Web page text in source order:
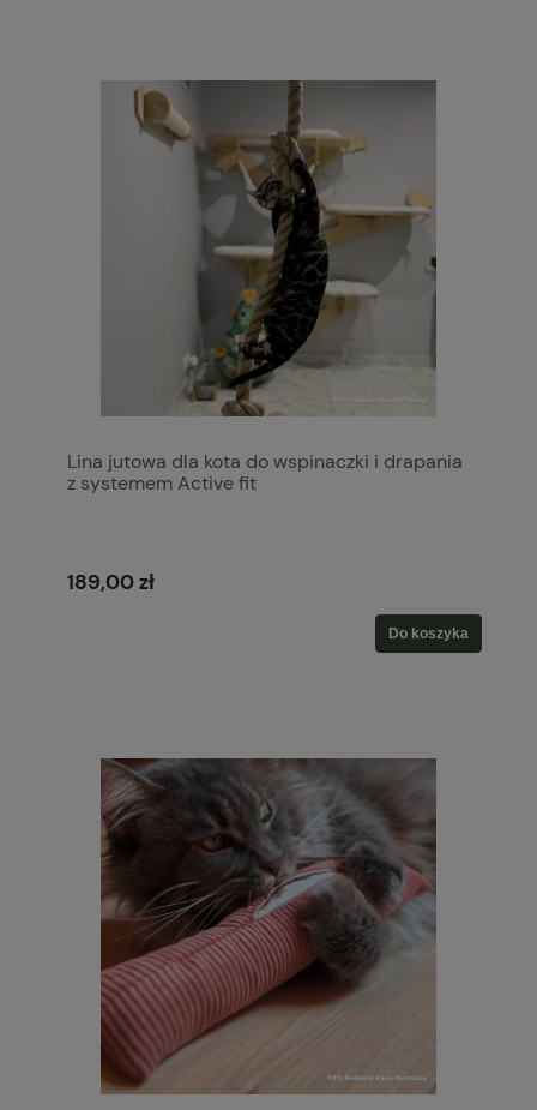
Lina jutowa dla kota do wspinaczki i drapania
z systemem Active fit
189,00 zł
Do koszyka